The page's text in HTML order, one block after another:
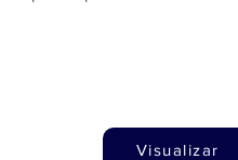
Visualizar